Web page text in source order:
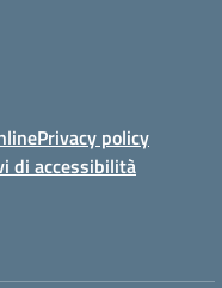
Privacy policy
di accessibilità